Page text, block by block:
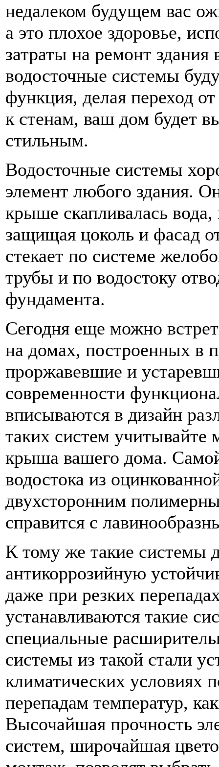
недалеком будущем вас
а это плохое здоровье,
затраты на ремонт
водосточные системы
функция, делая переход
к стенам, ваш дом будет
стильным.
Водосточные системы
элемент любого здания.
крыше скапливалась вода,
защищая цоколь и фасад
стекает по системе
трубы и по водостоку
фундамента.
Сегодня еще можно
на домах, построенных в
проржавевшие и
современности
вписываются в дизайн
таких систем учитывайте
крыша вашего дома.
водостока из
двухсторонним
справится с
К тому же такие системы
антикоррозийную
даже при резких
устанавливаются такие
специальные
системы из такой стали
климатических условиях
перепадам температур,
Высочайшая прочность
систем, широчайшая